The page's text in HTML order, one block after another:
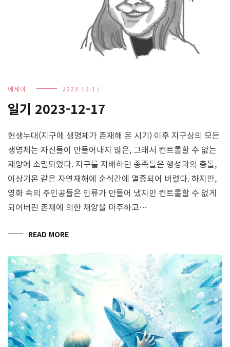
에세이 2023-12-17
일기 2023-12-17
현생누대(지구에 생명체가 존재해 온 시기) 이후 지구상의 모든
생명체는 자신들이 만들어내지 않은, 그래서 컨트롤할 수 없는
재앙에 소멸되었다. 지구를 지배하던 종족들은 행성과의 충돌,
이상기온 같은 자연재해에 순식간에 멸종되어 버렸다. 하지만,
영화 속의 주인공들은 인류가 만들어 냈지만 컨트롤할 수 없게
되어버린 존재에 의한 재앙을 마주하고…
READ MORE